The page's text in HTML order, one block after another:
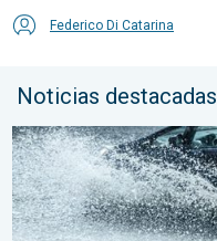
Federico Di Catarina
Noticias destacadas
Carreteras inundadas